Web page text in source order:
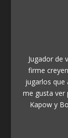
Jugador de
firme
jugarlos que
me gusta ver
Kapow y